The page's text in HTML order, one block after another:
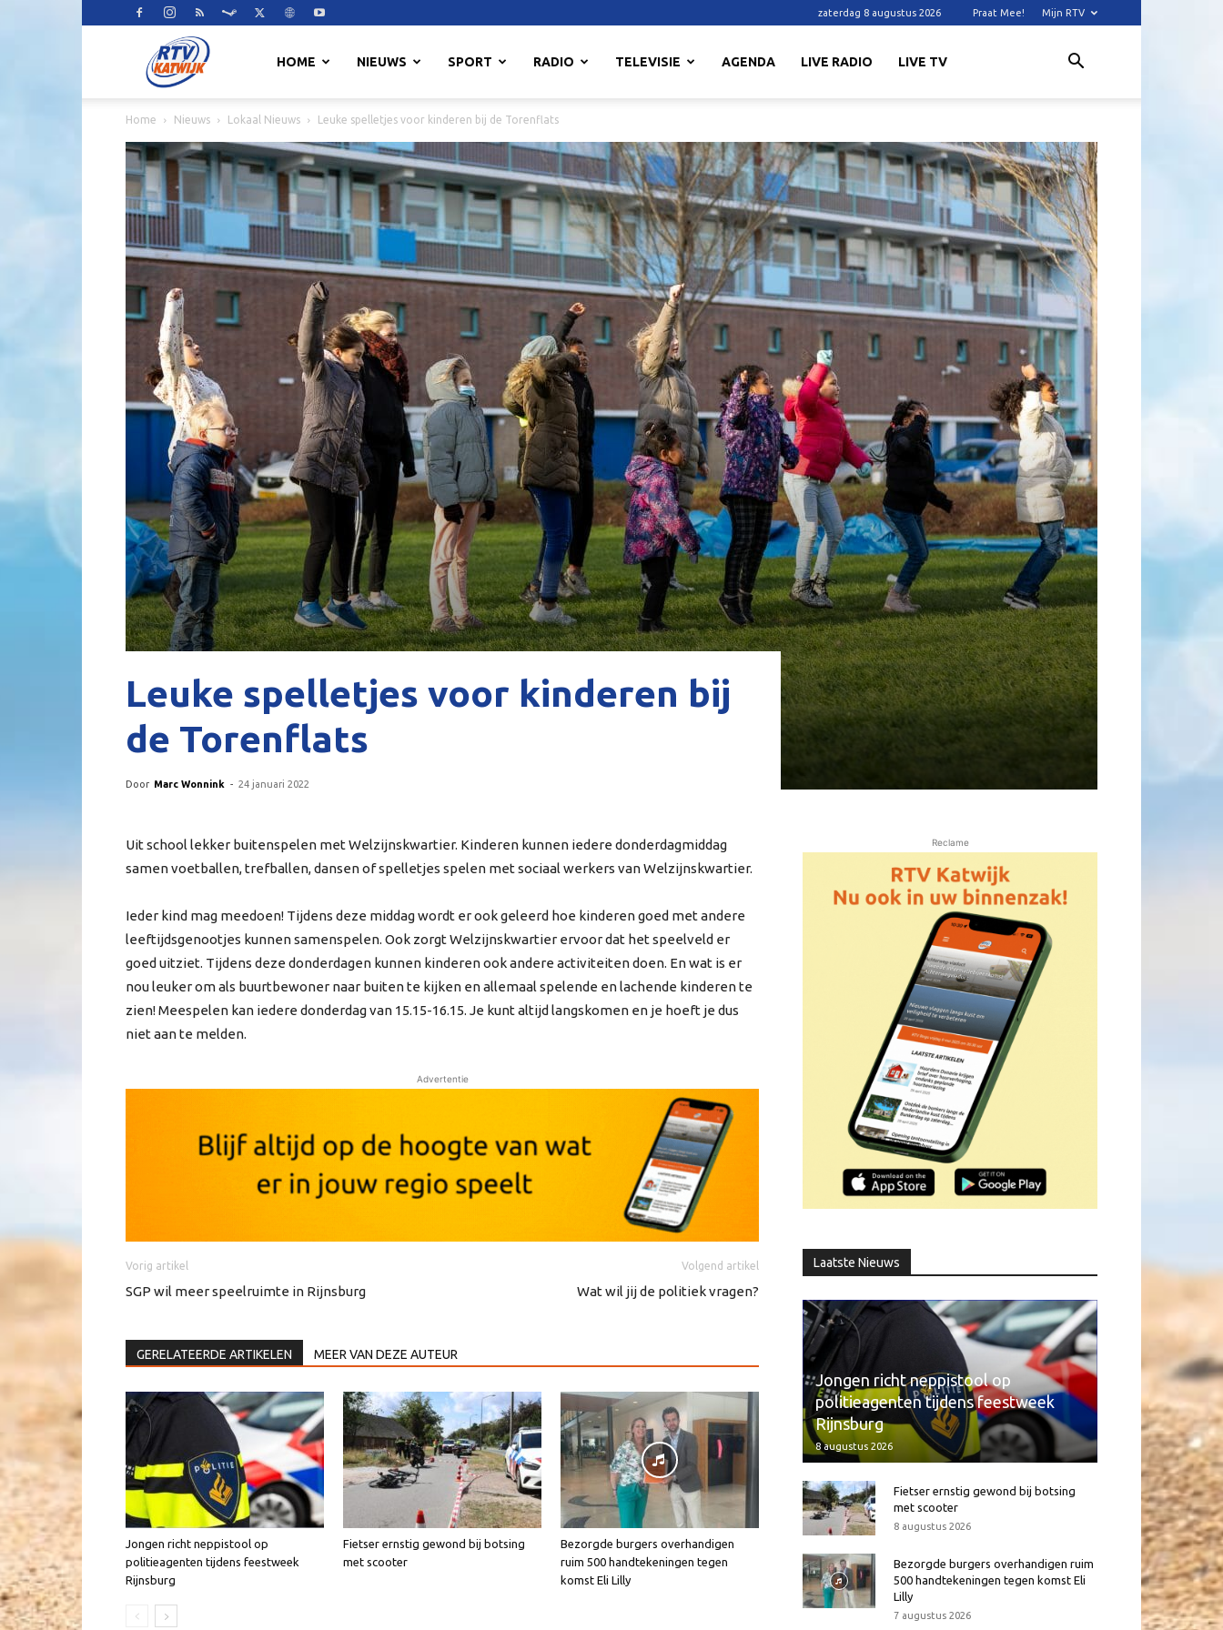
zaterdag 8 augustus 2026 Praat Mee! Mijn RTV
HOME NIEUWS SPORT RADIO TELEVISIE AGENDA LIVE RADIO LIVE TV
Home Nieuws Lokaal Nieuws Leuke spelletjes voor kinderen bij de Torenflats
Leuke spelletjes voor kinderen bij
de Torenflats
Door Marc Wonnink - 24 januari 2022
Uit school lekker buitenspelen met Welzijnskwartier. Kinderen kunnen iedere donderdagmiddag
samen voetballen, trefballen, dansen of spelletjes spelen met sociaal werkers van Welzijnskwartier.
Ieder kind mag meedoen! Tijdens deze middag wordt er ook geleerd hoe kinderen goed met andere
leeftijdsgenootjes kunnen samenspelen. Ook zorgt Welzijnskwartier ervoor dat het speelveld er
goed uitziet. Tijdens deze donderdagen kunnen kinderen ook andere activiteiten doen. En wat is er
nou leuker om als buurtbewoner naar buiten te kijken en allemaal spelende en lachende kinderen te
zien! Meespelen kan iedere donderdag van 15.15-16.15. Je kunt altijd langskomen en je hoeft je dus
niet aan te melden.
Advertentie
Vorig artikel
SGP wil meer speelruimte in Rijnsburg
Volgend artikel
Wat wil jij de politiek vragen?
GERELATEERDE ARTIKELEN MEER VAN DEZE AUTEUR
Jongen richt neppistool op
politieagenten tijdens feestweek
Rijnsburg
Fietser ernstig gewond bij botsing
met scooter
Bezorgde burgers overhandigen
ruim 500 handtekeningen tegen
komst Eli Lilly
Reclame
Laatste Nieuws
Jongen richt neppistool op
politieagenten tijdens feestweek
Rijnsburg
8 augustus 2026
Fietser ernstig gewond bij botsing
met scooter
8 augustus 2026
Bezorgde burgers overhandigen ruim
500 handtekeningen tegen komst Eli
Lilly
7 augustus 2026